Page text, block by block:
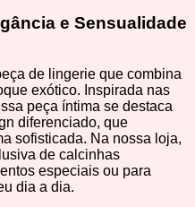
e Sensualidade
de lingerie que combina
exótico. Inspirada nas
peça íntima se destaca
diferenciado, que
sofisticada. Na nossa loja,
de calcinhas
especiais ou para
dia a dia.